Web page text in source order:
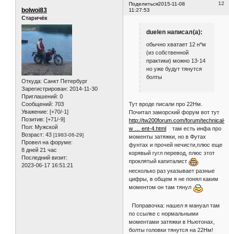
Поделиться 12
2015-11-08
11:27:53
bolwoi83
Старичёк
Откуда: Санкт Петербург
Зарегистрирован: 2014-11-30
Приглашений: 0
Сообщений: 703
Уважение: [+70/-1]
Позитив: [+71/-9]
Пол: Мужской
Возраст: 43 [1983-06-29]
Провел на форуме:
8 дней 21 час
Последний визит:
2023-06-17 16:51:21
duelen написал(а):
обычно хватает 12 н*м
(из собственной
практики) можно 13-14
но уже будут тянутся
болты
Тут вроде писали про 22Нм.
Почитал заморский форум вот тут
http://tw200forum.com/forum/technical-
w … ent-4.html там есть инфа про
моменты затяжки, но в Футах
фунтах и прочей нечисти,плюс еще
корявый гугл перевод, плюс этот
проклятый капиталист
несколько раз указывает разные
цифры, в общем я не понял каким
моментом он там тянул
Поправочка: нашел я мануал там
по ссылке с нормальными
моментами затяжки в Ньютонах,
болты головки тянутся на 22Нм!